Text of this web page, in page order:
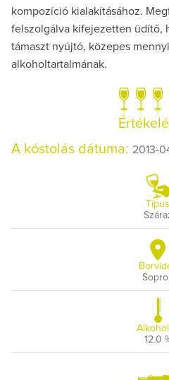
kompozíció kialakításához.
felszolgálva kifejezetten üdítő,
támaszt nyújtó, közepes
alkoholtartalmának.
A kóstolás dátuma: 2013-
Típus
12.0